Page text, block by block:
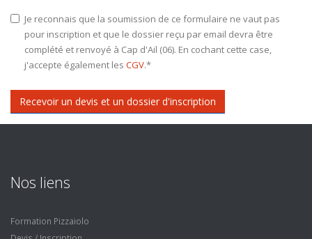
Je reconnais que la soumission de ce formulaire ne vaut pas
pour inscription et que le dossier reçu par email devra être
complété et renvoyé à Cap d'Ail (06). En cochant cette case,
j'accepte également les CGV.*
Recevoir un devis et un dossier d'inscription
Nos liens
Formation Pizzaiolo